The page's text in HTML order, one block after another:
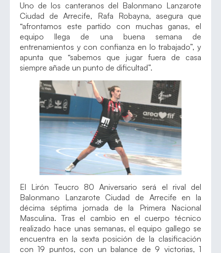
Uno de los canteranos del Balonmano Lanzarote
Ciudad de Arrecife, Rafa Robayna, asegura que
“afrontamos este partido con muchas ganas, el
equipo llega de una buena semana de
entrenamientos y con confianza en lo trabajado”, y
apunta que “sabemos que jugar fuera de casa
siempre añade un punto de dificultad”.
El Lirón Teucro 80 Aniversario será el rival del
Balonmano Lanzarote Ciudad de Arrecife en la
décima séptima jornada de la Primera Nacional
Masculina. Tras el cambio en el cuerpo técnico
realizado hace unas semanas, el equipo gallego se
encuentra en la sexta posición de la clasificación
con 19 puntos, con un balance de 9 victorias, 1